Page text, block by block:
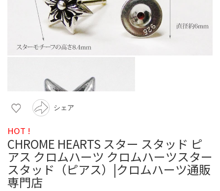
シェア
HOT !
CHROME HEARTS スター スタッド ピ
アス クロムハーツ クロムハーツスター
スタッド（ピアス）|クロムハーツ通販
専門店